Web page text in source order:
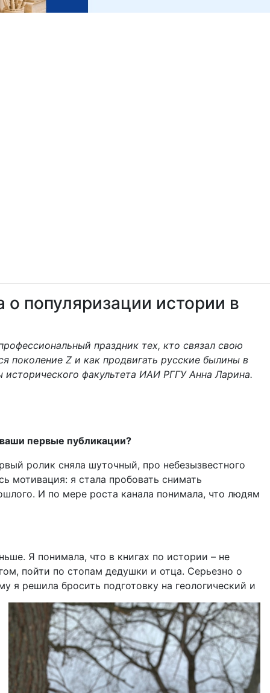
о популяризации истории в
праздник тех, кто связал свою
поколение Z и как продвигать русские былины в
исторического факультета ИАИ РГГУ Анна Ларина.
первые публикации?
ролик сняла шуточный, про небезызвестного
мотивация: я стала пробовать снимать
И по мере роста канала понимала, что людям
Я понимала, что в книгах по истории – не
пойти по стопам дедушки и отца. Серьезно о
я решила бросить подготовку на геологический и